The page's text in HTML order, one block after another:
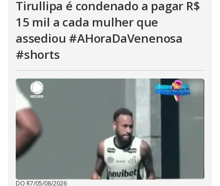
Tirullipa é condenado a pagar R$
15 mil a cada mulher que
assediou #AHoraDaVenenosa
#shorts
DO R7/05/08/2026